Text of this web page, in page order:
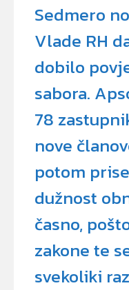
Sedmero
Vlade RH
dobilo
sabora.
78
nove
potom
dužnost
časno,
zakone te
svekoliki